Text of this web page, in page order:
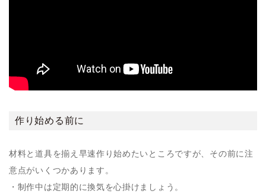
作り始める前に
材料と道具を揃え早速作り始めたいところですが、その前に注
意点がいくつかあります。
・制作中は定期的に換気を心掛けましょう。